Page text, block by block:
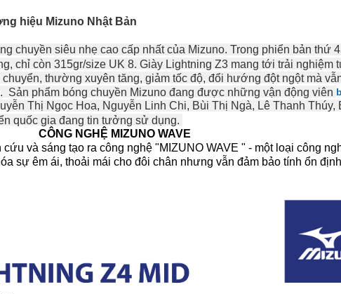
hiệu Mizuno Nhật Bản
chuyền siêu nhẹ cao cấp nhất của Mizuno. Trong phiển bản thứ
chỉ còn 315gr/size UK 8. Giày Lightning Z3 mang tới trải nghiệm
thường xuyên tăng, giảm tốc độ, đổi hướng đột ngột mà
phẩm bóng chuyền Mizuno đang được những vận động viên
Thị Ngọc Hoa, Nguyễn Linh Chi, Bùi Thị Ngà, Lê Thanh Thúy,
quốc gia đang tin tưởng sử dụng.
CÔNG NGHỆ MIZUNO WAVE
và sáng tạo ra công nghệ "MIZUNO WAVE " - một loại công
sự êm ái, thoải mái cho đôi chân nhưng vẫn đảm bảo tính ổn